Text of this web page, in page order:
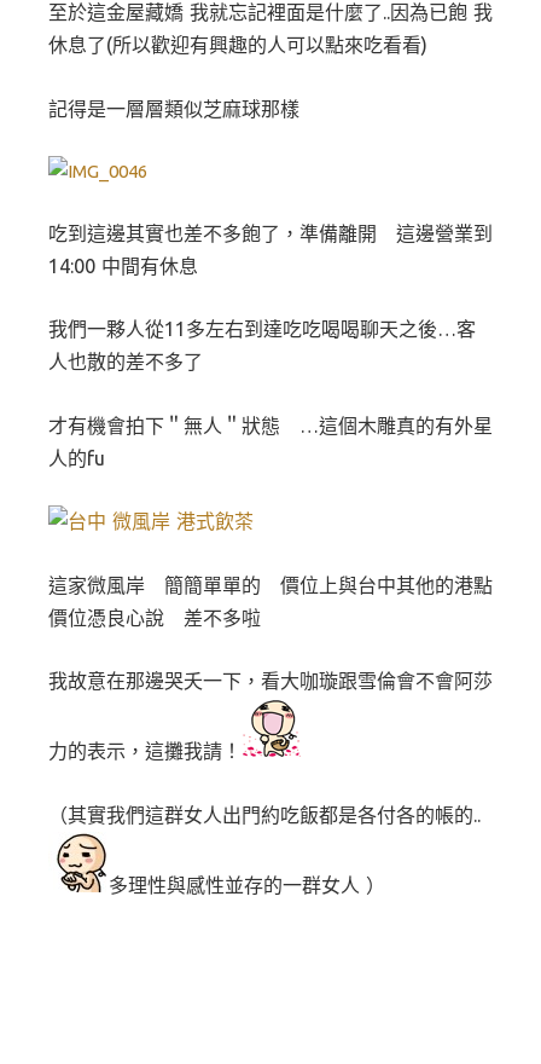
至於這金屋藏嬌 我就忘記裡面是什麼了..因為已飽 我
休息了(所以歡迎有興趣的人可以點來吃看看)
記得是一層層類似芝麻球那樣
吃到這邊其實也差不多飽了，準備離開 這邊營業到
14:00 中間有休息
我們一夥人從11多左右到達吃吃喝喝聊天之後…客
人也散的差不多了
才有機會拍下＂無人＂狀態 …這個木雕真的有外星
人的fu
這家微風岸 簡簡單單的 價位上與台中其他的港點
價位憑良心說 差不多啦
我故意在那邊哭夭一下，看大咖璇跟雪倫會不會阿莎
力的表示， 這攤我請！
（其實我們這群女人出門約吃飯都是各付各的帳的..
多理性與感性並存的一群女人 ）